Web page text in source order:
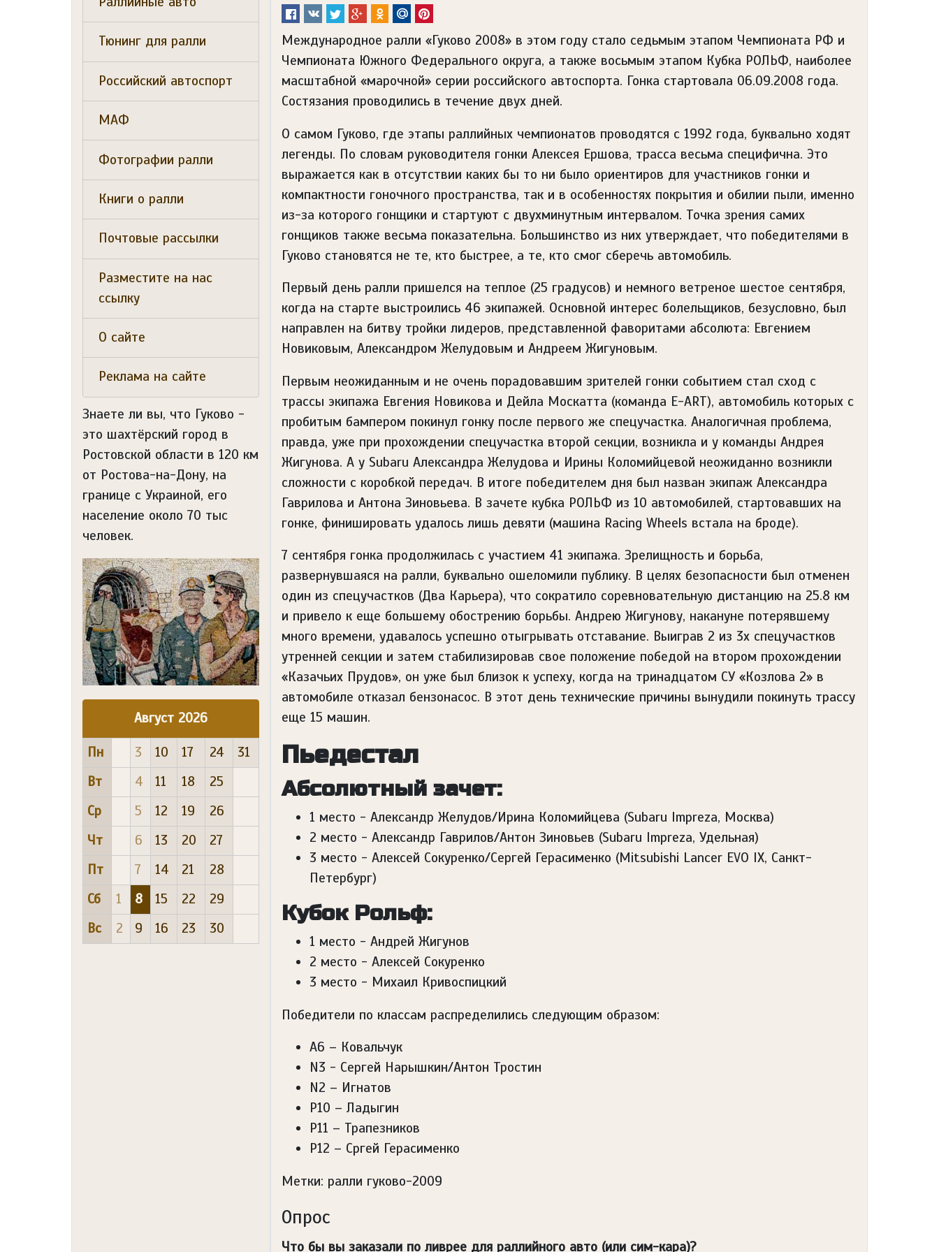
Международное ралли «Гуково 2008» в этом году стало седьмым этапом Чемпионата РФ и
Чемпионата Южного Федерального округа, а также восьмым этапом Кубка РОЛЬФ, наиболее
масштабной «марочной» серии российского автоспорта. Гонка стартовала 06.09.2008 года.
Состязания проводились в течение двух дней.
О самом Гуково, где этапы раллийных чемпионатов проводятся с 1992 года, буквально ходят
легенды. По словам руководителя гонки Алексея Ершова, трасса весьма специфична. Это
выражается как в отсутствии каких бы то ни было ориентиров для участников гонки и
компактности гоночного пространства, так и в особенностях покрытия и обилии пыли, именно
из-за которого гонщики и стартуют с двухминутным интервалом. Точка зрения самих
гонщиков также весьма показательна. Большинство из них утверждает, что победителями в
Гуково становятся не те, кто быстрее, а те, кто смог сберечь автомобиль.
Первый день ралли пришелся на теплое (25 градусов) и немного ветреное шестое сентября,
когда на старте выстроились 46 экипажей. Основной интерес болельщиков, безусловно, был
направлен на битву тройки лидеров, представленной фаворитами абсолюта: Евгением
Новиковым, Александром Желудовым и Андреем Жигуновым.
Первым неожиданным и не очень порадовавшим зрителей гонки событием стал сход с
трассы экипажа Евгения Новикова и Дейла Москатта (команда E-ART), автомобиль которых с
пробитым бампером покинул гонку после первого же спецучастка. Аналогичная проблема,
правда, уже при прохождении спецучастка второй секции, возникла и у команды Андрея
Жигунова. А у Subaru Александра Желудова и Ирины Коломийцевой неожиданно возникли
сложности с коробкой передач. В итоге победителем дня был назван экипаж Александра
Гаврилова и Антона Зиновьева. В зачете кубка РОЛЬФ из 10 автомобилей, стартовавших на
гонке, финишировать удалось лишь девяти (машина Racing Wheels встала на броде).
7 сентября гонка продолжилась с участием 41 экипажа. Зрелищность и борьба,
развернувшаяся на ралли, буквально ошеломили публику. В целях безопасности был отменен
один из спецучастков (Два Карьера), что сократило соревновательную дистанцию на 25.8 км
и привело к еще большему обострению борьбы. Андрею Жигунову, накануне потерявшему
много времени, удавалось успешно отыгрывать отставание. Выиграв 2 из 3х спецучастков
утренней секции и затем стабилизировав свое положение победой на втором прохождении
«Казачьих Прудов», он уже был близок к успеху, когда на тринадцатом СУ «Козлова 2» в
автомобиле отказал бензонасос. В этот день технические причины вынудили покинуть трассу
еще 15 машин.
Пьедестал
Абсолютный зачет:
1 место - Александр Желудов/Ирина Коломийцева (Subaru Impreza, Москва)
2 место - Александр Гаврилов/Антон Зиновьев (Subaru Impreza, Удельная)
3 место - Алексей Сокуренко/Сергей Герасименко (Mitsubishi Lancer EVO IX, Санкт-
Петербург)
Кубок Рольф:
1 место - Андрей Жигунов
2 место - Алексей Сокуренко
3 место - Михаил Кривоспицкий
Победители по классам распределились следующим образом:
А6 – Ковальчук
N3 - Сергей Нарышкин/Антон Тростин
N2 – Игнатов
Р10 – Ладыгин
Р11 – Трапезников
Р12 – Сргей Герасименко
Метки: ралли гуково-2009
Опрос
Что бы вы заказали по ливрее для раллийного авто (или сим-кара)?
Тюнинг для ралли
Российский автоспорт
МАФ
Фотографии ралли
Книги о ралли
Почтовые рассылки
Разместите на нас
ссылку
О сайте
Реклама на сайте
Знаете ли вы, что Гуково -
это шахтёрский город в
Ростовской области в 120 км
от Ростова-на-Дону, на
границе с Украиной, его
население около 70 тыс
человек.
Август 2026
Пн 3 10 17 24
31
Вт
4 11 18
25
Ср
5 12 19
26
Чт
6 13 20
27
Пт
7 14 21
28
Сб
1 8 15 22
29
Вс
2 9 16 23 30